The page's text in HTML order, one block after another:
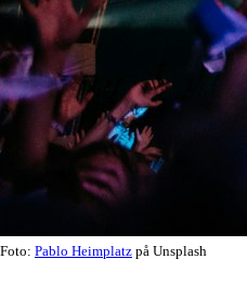
Foto: Pablo Heimplatz på Unsplash